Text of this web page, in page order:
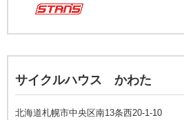
サイクルハウス かわた
北海道札幌市中央区南13条西20-1-10